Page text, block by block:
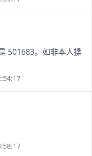
501683。如非本人操